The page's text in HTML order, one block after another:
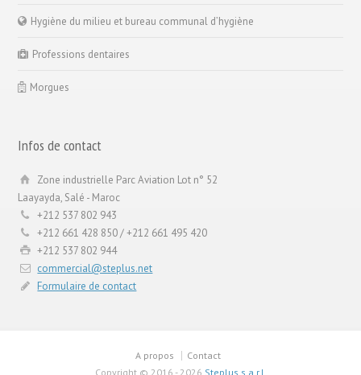
Hygiène du milieu et bureau communal d’hygiène
Professions dentaires
Morgues
Infos de contact
Zone industrielle Parc Aviation Lot n° 52
Laayayda, Salé - Maroc
+212 537 802 943
+212 661 428 850 / +212 661 495 420
+212 537 802 944
commercial@steplus.net
Formulaire de contact
A propos
Contact
Copyright © 2016 - 2026 Steplus s.a.r.l.